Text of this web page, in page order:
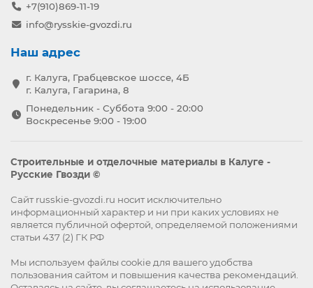
+7(910)869-11-19
info@rysskie-gvozdi.ru
Наш адрес
г. Калуга, Грабцевское шоссе, 4Б
г. Калуга, Гагарина, 8
Понедельник - Суббота 9:00 - 20:00
Воскресенье 9:00 - 19:00
Строительные и отделочные материалы в Калуге -
Русские Гвозди ©
Сайт russkie-gvozdi.ru носит исключительно
информационный характер и ни при каких условиях не
является публичной офертой, определяемой положениями
статьи 437 (2) ГК РФ
Мы используем файлы cookie для вашего удобства
пользования сайтом и повышения качества рекомендаций.